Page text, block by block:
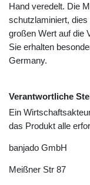
Hand veredelt. Die
schutzlaminiert, dies
großen Wert auf die
Sie erhalten
Germany.
Verantwortliche
Ein
das Produkt alle
banjado GmbH
Meißner Str 87